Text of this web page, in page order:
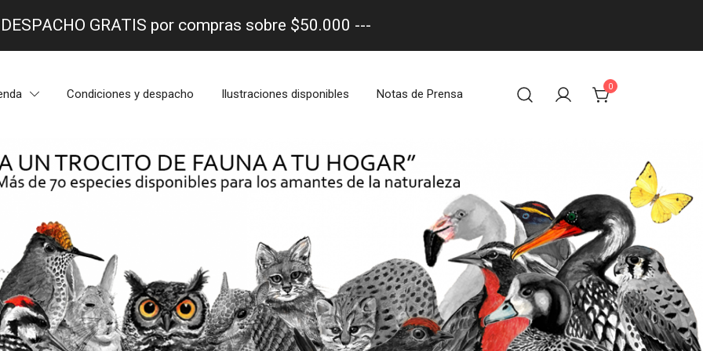
Condiciones y despacho Ilustraciones disponibles Notas de Prensa
0
GRATIS por compras sobre $50.000 ---